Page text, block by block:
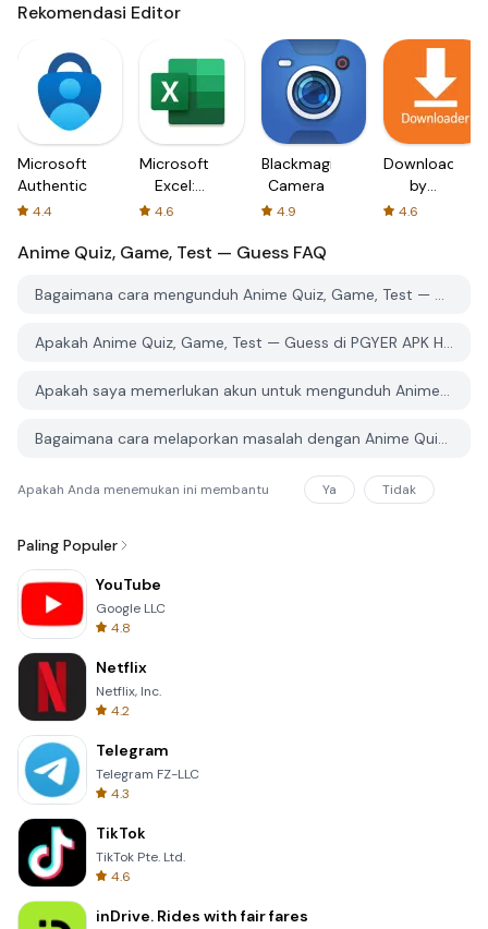
Rekomendasi Editor
Microsoft
Authenticator
4.4
Microsoft
Excel:
Spreadsheets
4.6
Blackmagic
Camera
4.9
Downloader
by
AFTVnews
4.6
Anime Quiz, Game, Test — Guess FAQ
Bagaimana cara mengunduh Anime Quiz, Game, Test — Guess dari PGYER APK HUB?
Apakah Anime Quiz, Game, Test — Guess di PGYER APK HUB gratis untuk diunduh?
Apakah saya memerlukan akun untuk mengunduh Anime Quiz, Game, Test — Guess dari PGYER APK HUB?
Bagaimana cara melaporkan masalah dengan Anime Quiz, Game, Test — Guess di PGYER APK HUB?
Apakah Anda menemukan ini membantu Ya Tidak
Paling Populer
YouTube
Google LLC
4.8
Netflix
Netflix, Inc.
4.2
Telegram
Telegram FZ-LLC
4.3
TikTok
TikTok Pte. Ltd.
4.6
inDrive. Rides with fair fares